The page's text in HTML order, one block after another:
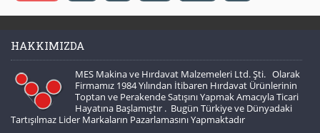
HAKKIMIZDA
MES Makina ve Hırdavat Malzemeleri Ltd. Şti. Olarak
Firmamız 1984 Yılından İtibaren Hırdavat Ürünlerinin
Toptan ve Perakende Satışını Yapmak Amacıyla Ticari
Hayatına Başlamıştır . Bugün Türkiye ve Dünyadaki
Tartışılmaz Lider Markaların Pazarlamasını Yapmaktadır